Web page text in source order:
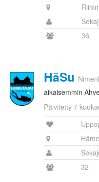
36
HäSu
aikaisemmin
Päivitetty 7
32